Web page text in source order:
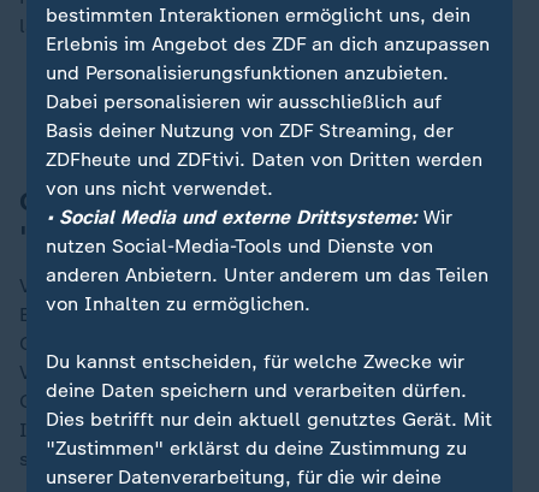
langwierige Genehmigungsverfahren.
Energiewende im Realitätscheck: Reiche steuert
um
Chemie-Verband: Brauchen
"verlässliche Rahmenbedingungen"
Von der Politik fordert die Branche schnelle
Entlastungen: niedrigere Stromsteuern, beschleunigte
Genehmigungen und eine verlässliche Energiepolitik.
Vor allem aber brauche es eine glaubwürdige
Gesamtstrategie. Deutschland benötige "eine
Industriepolitik, die verlässliche Rahmenbedingungen
schafft und neue Technologien fördert", so der VCI.
bestimmten Interaktionen ermöglicht uns, dein
Erlebnis im Angebot des ZDF an dich anzupassen
und Personalisierungsfunktionen anzubieten.
Dabei personalisieren wir ausschließlich auf
Basis deiner Nutzung von ZDF Streaming, der
ZDFheute und ZDFtivi. Daten von Dritten werden
von uns nicht verwendet.
• Social Media und externe Drittsysteme:Wir
nutzen Social-Media-Tools und Dienste von
anderen Anbietern. Unter anderem um das Teilen
von Inhalten zu ermöglichen.
Du kannst entscheiden, für welche Zwecke wir
deine Daten speichern und verarbeiten dürfen.
Dies betrifft nur dein aktuell genutztes Gerät. Mit
"Zustimmen" erklärst du deine Zustimmung zu
unserer Datenverarbeitung, für die wir deine